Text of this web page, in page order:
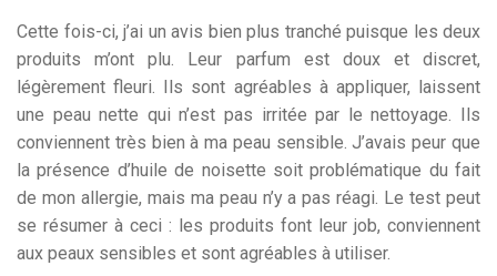
Cette fois-ci, j’ai un avis bien plus tranché puisque les deux
produits m’ont plu. Leur parfum est doux et discret,
légèrement fleuri. Ils sont agréables à appliquer, laissent
une peau nette qui n’est pas irritée par le nettoyage. Ils
conviennent très bien à ma peau sensible. J’avais peur que
la présence d’huile de noisette soit problématique du fait
de mon allergie, mais ma peau n’y a pas réagi. Le test peut
se résumer à ceci : les produits font leur job, conviennent
aux peaux sensibles et sont agréables à utiliser.